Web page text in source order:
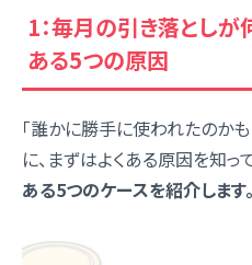
1：毎月の引き落としが
ある5つの原因
「誰かに勝手に使われたのかも
に、まずはよくある原因を知っ
ある5つのケースを紹介します。